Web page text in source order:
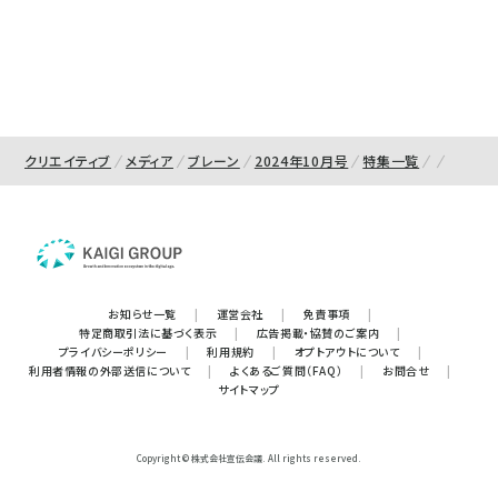
クリエイティブ メディア ブレーン 2024年10月号 特集一覧
お知らせ一覧 | 運営会社 | 免責事項
|
特定商取引法に基づく表示
| 広告掲載・協賛のご案内
|
プライバシーポリシー
| 利用規約 | オプトアウトについて
|
利用者情報の外部送信について
| よくあるご質問（FAQ） | お問合せ
|
サイトマップ
Copyright © 株式会社宣伝会議. All rights reserved.